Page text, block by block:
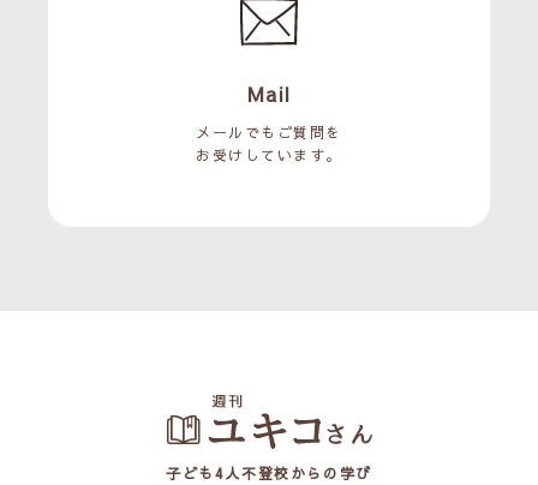
Mail
メールでもご質問を
お受けしています。
子ども4人不登校からの学び